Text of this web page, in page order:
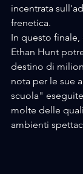
incentrata
frenetica.
In questo
Ethan Hunt
destino di
nota per le sue
scuola"
molte delle
ambienti